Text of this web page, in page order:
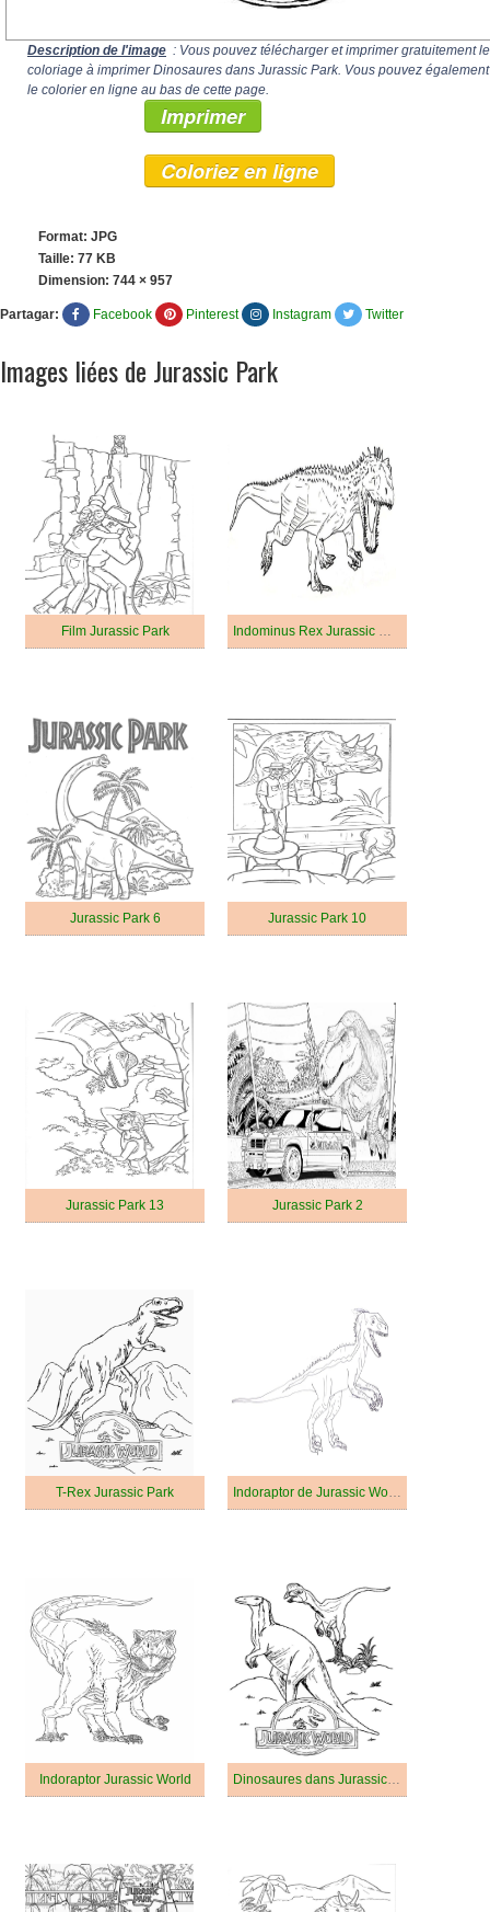
Description de l'image : Vous pouvez télécharger et imprimer gratuitement le
coloriage à imprimer Dinosaures dans Jurassic Park. Vous pouvez également
le colorier en ligne au bas de cette page.
Imprimer
Coloriez en ligne
Format: JPG
Taille: 77 KB
Dimension: 744 × 957
Partagar: Facebook Pinterest Instagram Twitter
Images liées de Jurassic Park
Film Jurassic Park Indominus Rex Jurassic World
Jurassic Park 6 Jurassic Park 10
Jurassic Park 13 Jurassic Park 2
T-Rex Jurassic Park Indoraptor de Jurassic World
Indoraptor Jurassic World Dinosaures dans Jurassic Park